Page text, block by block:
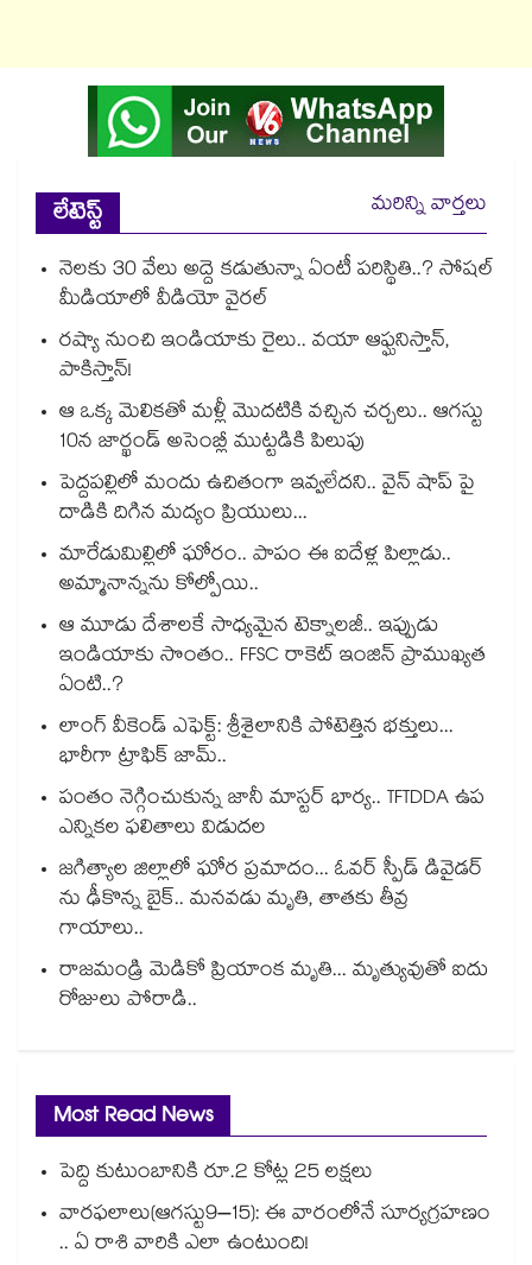
లేటెస్ట్
మరిన్ని వార్తలు
నెలకు 30 వేలు అద్దె కడుతున్నా ఏంటీ పరిస్థితి..? సోషల్
మీడియాలో వీడియో వైరల్
రష్యా నుంచి ఇండియాకు రైలు.. వయా ఆఫ్ఘనిస్తాన్,
పాకిస్తాన్!
ఆ ఒక్క మెలికతో మళ్లీ మొదటికి వచ్చిన చర్చలు.. ఆగస్టు
10న జార్ఖండ్ అసెంబ్లీ ముట్టడికి పిలుపు
పెద్దపల్లిలో మందు ఉచితంగా ఇవ్వలేదని.. వైన్ షాప్ పై
దాడికి దిగిన మద్యం ప్రియులు...
మారేడుమిల్లిలో ఘోరం.. పాపం ఈ ఐదేళ్ల పిల్లాడు..
అమ్మానాన్నను కోల్పోయి..
ఆ మూడు దేశాలకే సాధ్యమైన టెక్నాలజీ.. ఇప్పుడు
ఇండియాకు సొంతం.. FFSC రాకెట్ ఇంజిన్ ప్రాముఖ్యత
ఏంటి..?
లాంగ్ వీకెండ్ ఎఫెక్ట్: శ్రీశైలానికి పోటెత్తిన భక్తులు...
భారీగా ట్రాఫిక్ జామ్..
పంతం నెగ్గించుకున్న జానీ మాస్టర్ భార్య.. TFTDDA ఉప
ఎన్నికల ఫలితాలు విడుదల
జగిత్యాల జిల్లాలో ఘోర ప్రమాదం... ఓవర్ స్పీడ్ డివైడర్
ను ఢీకొన్న బైక్.. మనవడు మృతి, తాతకు తీవ్ర
గాయాలు..
రాజమండ్రి మెడికో ప్రియాంక మృతి... మృత్యువుతో ఐదు
రోజులు పోరాడి..
Most Read News
పెద్ది కుటుంబానికి రూ.2 కోట్ల 25 లక్షలు
వారఫలాలు(ఆగస్టు9–15): ఈ వారంలోనే సూర్యగ్రహణం
.. ఏ రాశి వారికి ఎలా ఉంటుంది!